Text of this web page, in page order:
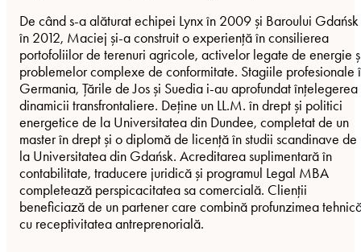
De când s-a alăturat echipei Lynx în 2009 și Baroului Gdańsk
în 2012, Maciej și-a construit o experiență în consilierea
portofoliilor de terenuri agricole, activelor legate de energie
problemelor complexe de conformitate. Stagiile profesionale
Germania, Țările de Jos și Suedia i-au aprofundat înțelegerea
dinamicii transfrontaliere. Deține un LL.M. în drept și politici
energetice de la Universitatea din Dundee, completat de un
master în drept și o diplomă de licență în studii scandinave de
la Universitatea din Gdańsk. Acreditarea suplimentară în
contabilitate, traducere juridică și programul Legal MBA
completează perspicacitatea sa comercială. Clienții
beneficiază de un partener care combină profunzimea
cu receptivitatea antreprenorială.